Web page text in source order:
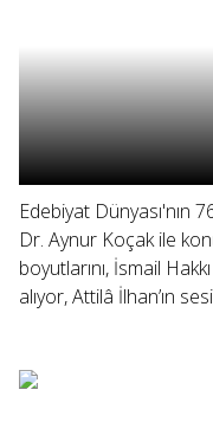
Edebiyat Dünyası'nın
Dr. Aynur Koçak ile
boyutlarını, İsmail
alıyor, Attilâ İlhan’ın